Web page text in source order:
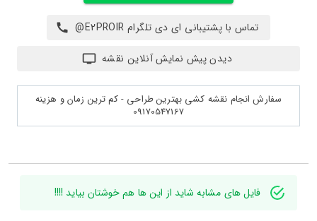
تماس با پشتیبانی ای دی تلگرام E2PROIR@
دیدن پیش نمایش آنلاین نقشه
سفارش انجام نقشه کشی بهترین طراحی - کم ترین زمان و هزینه
09170547167
فایل های مشابه شاید از این ها هم خوشتان بیاید !!!!